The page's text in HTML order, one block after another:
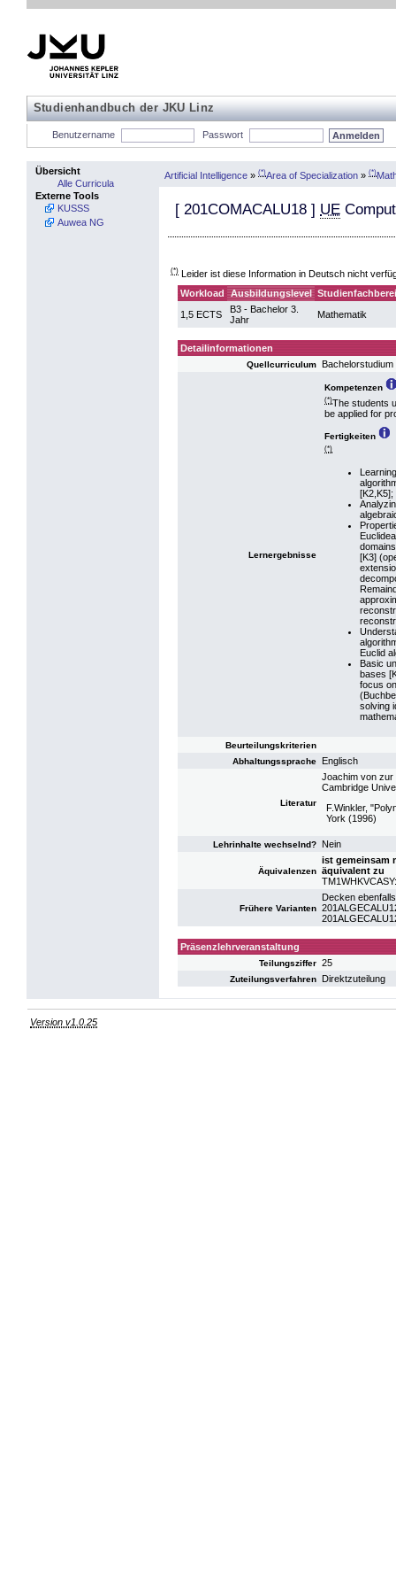
Studienhandbuch der JKU Linz
Benutzername Passwort
Übersicht
Alle Curricula
Externe Tools
KUSSS
Auwea NG
Artificial Intelligence » (*)Area of Specialization » (*)
[ 201COMACALU18 ] UE
(*) Leider ist diese Information in Deutsch nicht
Workload
Ausbildungslevel
1,5 ECTS
B3 - Bachelor 3.
Jahr
Mathematik
Detailinformationen
Quellcurriculum
Lernergebnisse
Kompetenzen
(*)The students
be applied for
Fertigkeiten
(*)
[K2,K5];
[K3]
Euclid
Basic
bases
focus
solving
Beurteilungskriterien
Abhaltungssprache
Englisch
Literatur
Joachim von zur
Cambridge
F.Winkler,
York (1996)
Lehrinhalte wechselnd? Nein
Äquivalenzen
ist gemeinsam
äquivalent zu
Frühere Varianten
Decken
Präsenzlehrveranstaltung
Teilungsziffer 25
Zuteilungsverfahren Direktzuteilung
Version v1.0.25